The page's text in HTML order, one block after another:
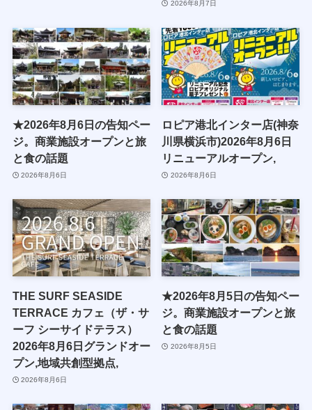
2026年8月7日
★2026年8月6日の告知ペー
ジ。商業施設オープンと旅
と食の話題
2026年8月6日
ロピア港北インター店(神奈
川県横浜市)2026年8月6日
リニューアルオープン,
2026年8月6日
THE SURF SEASIDE
TERRACE カフェ（ザ・サ
ーフ シーサイドテラス）
2026年8月6日グランドオー
プン,地域共創型拠点,
2026年8月6日
★2026年8月5日の告知ペー
ジ。商業施設オープンと旅
と食の話題
2026年8月5日